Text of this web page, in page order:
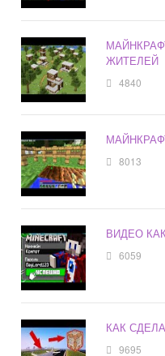
ЖИТЕЛЕЙ
4840
8013
ВИДЕО
6059
КАК
9695